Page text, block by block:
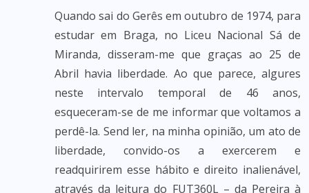
Quando sai do Gerês em outubro de 1974, para
estudar em Braga, no Liceu Nacional Sá de
Miranda, disseram-me que graças ao 25 de
Abril havia liberdade. Ao que parece, algures
neste intervalo temporal de 46 anos,
esqueceram-se de me informar que voltamos a
perdê-la. Send ler, na minha opinião, um ato de
liberdade, convido-os a exercerem e
readquirirem esse hábito e direito inalienável,
através da leitura do FUT360L – da Pereira à